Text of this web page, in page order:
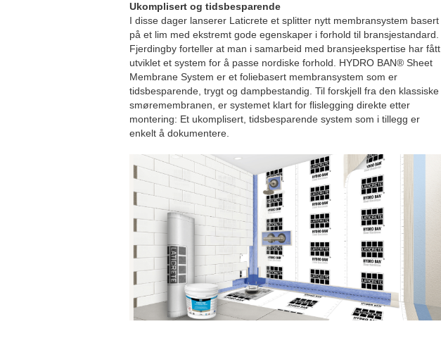
Ukomplisert og tidsbesparende
I disse dager lanserer Laticrete et splitter nytt membransystem basert
på et lim med ekstremt gode egenskaper i forhold til bransjestandard.
Fjerdingby forteller at man i samarbeid med bransjeekspertise har fått
utviklet et system for å passe nordiske forhold. HYDRO BAN® Sheet
Membrane System er et foliebasert membransystem som er
tidsbesparende, trygt og dampbestandig. Til forskjell fra den klassiske
smøremembranen, er systemet klart for flislegging direkte etter
montering: Et ukomplisert, tidsbesparende system som i tillegg er
enkelt å dokumentere.